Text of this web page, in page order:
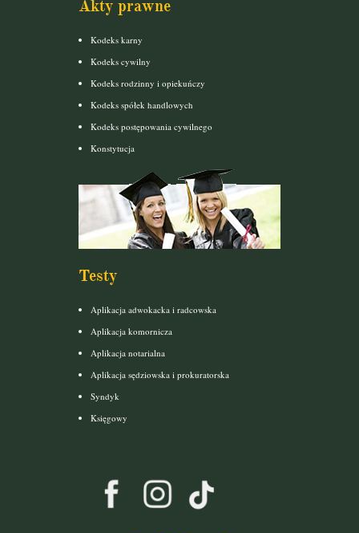
Akty prawne
Kodeks karny
Kodeks cywilny
Kodeks rodzinny i opiekuńczy
Kodeks spółek handlowych
Kodeks postępowania cywilnego
Konstytucja
Testy
Aplikacja adwokacka i radcowska
Aplikacja komornicza
Aplikacja notarialna
Aplikacja sędziowska i prokuratorska
Syndyk
Księgowy